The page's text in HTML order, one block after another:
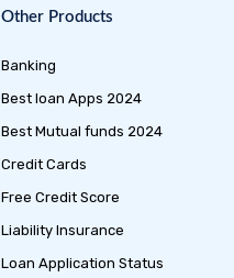
Other Products
Banking
Best loan Apps 2024
Best Mutual funds 2024
Credit Cards
Free Credit Score
Liability Insurance
Loan Application Status